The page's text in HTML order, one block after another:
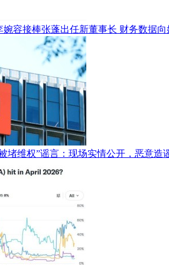
容接棒张蓬出任新董事长 财务数据向
堵维权”谣言：现场实情公开，恶意造